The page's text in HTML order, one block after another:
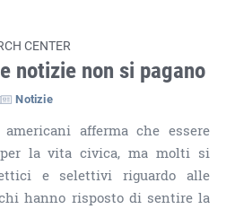
CENTER
notizie non si pagano
Notizie
afferma che essere
la vita civica, ma molti si
e selettivi riguardo alle
hanno risposto di sentire la